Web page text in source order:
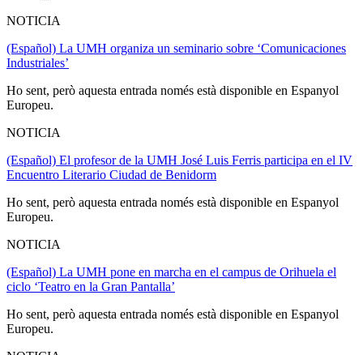
NOTICIA
(Español) La UMH organiza un seminario sobre ‘Comunicaciones
Industriales’
Ho sent, però aquesta entrada només està disponible en Espanyol
Europeu.
NOTICIA
(Español) El profesor de la UMH José Luis Ferris participa en el IV
Encuentro Literario Ciudad de Benidorm
Ho sent, però aquesta entrada només està disponible en Espanyol
Europeu.
NOTICIA
(Español) La UMH pone en marcha en el campus de Orihuela el
ciclo ‘Teatro en la Gran Pantalla’
Ho sent, però aquesta entrada només està disponible en Espanyol
Europeu.